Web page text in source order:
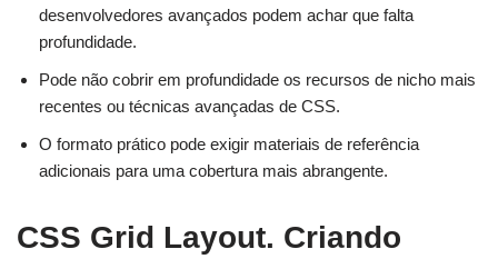
desenvolvedores avançados podem achar que falta
profundidade.
Pode não cobrir em profundidade os recursos de nicho mais
recentes ou técnicas avançadas de CSS.
O formato prático pode exigir materiais de referência
adicionais para uma cobertura mais abrangente.
CSS Grid Layout. Criando